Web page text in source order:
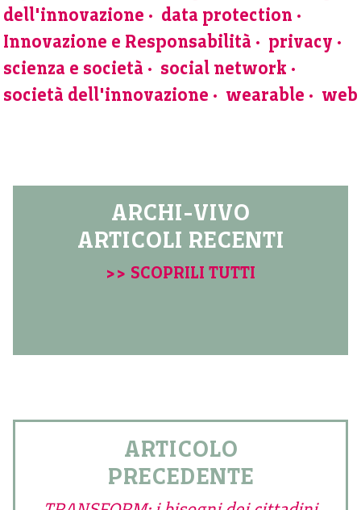
dell'innovazione
data protection
Innovazione e Responsabilità
privacy
scienza e società
social network
società dell'innovazione
wearable web
ARCHI-VIVO
ARTICOLI RECENTI
>> SCOPRILI TUTTI
ARTICOLO
PRECEDENTE